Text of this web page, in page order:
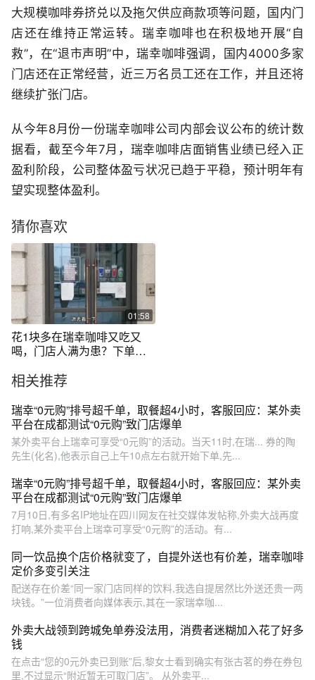
大规模咖啡券挤兑以及拖欠供应商款项等问题，国内门
店还在维持正常运转。瑞幸咖啡也在积极地开展“自
救”，在“退市声明”中，瑞幸咖啡强调，国内4000多家
门店还在正常经营，近三万名员工还在工作，并且还将
继续扩张门店。
从今年8月份一份瑞幸咖啡公司内部会议公布的统计数
据看，截至今年7月，瑞幸咖啡店面销售业绩已经入正
盈利阶段，公司整体盈亏状况已趋于平稳，预计明年有
望实现整体盈利。
猜你喜欢
01:58
花1块多在瑞幸咖啡又吃又
喝，门店人满为患？下单系
相关推荐
瑞幸“0元购”排号超千单，取餐超4小时，客服回应：某外卖
平台在成都测试“0元购”致门店爆单
某外卖平台上瑞幸可享受“0元购”的活动。当天11时,在瑞... 券的陶
先生(化名),他表示自己上午10点左右就开始下单,先...
瑞幸“0元购”排号超千单，取餐超4小时，客服回应：某外卖
平台在成都测试“0元购”致门店爆单
7月10日,有多名IP地址在四川网友在社交媒体发帖称,外卖大战再度
打响,某外卖平台上瑞幸可享受“0元购”的活动。有...
同一饮品换个店价格就变了，自提外送也有价差，瑞幸咖啡
定价多变引关注
配送存在价差“同一家门店同样的饮料,我选自提居然比外送还贵一两
块钱。”一位消费者向媒体表示,其在一家瑞幸咖...
外卖大战领到跨城免单券没法用，消费者迷糊加入花了好多
钱
在点击“您的0元外卖已到账”后,黎女士看到确实有张古茗的券在券包
里,不过显示“附近暂无可取门店”。 从外卖平...